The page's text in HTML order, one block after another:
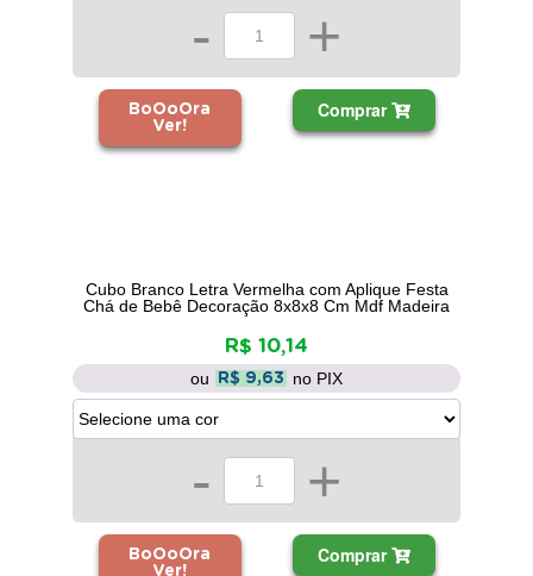
- +
BoOoOra
Ver!
Comprar
Cubo Branco Letra Vermelha com Aplique Festa
Chá de Bebê Decoração 8x8x8 Cm Mdf Madeira
R$ 10,14
ou R$ 9,63 no PIX
- +
BoOoOra
Ver!
Comprar